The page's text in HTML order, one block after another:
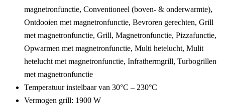
magnetronfunctie, Conventioneel (boven- & onderwarmte),
Ontdooien met magnetronfunctie, Bevroren gerechten, Grill
met magnetronfunctie, Grill, Magnetronfunctie, Pizzafunctie,
Opwarmen met magnetronfunctie, Multi hetelucht, Mulit
hetelucht met magnetronfunctie, Infrathermgrill, Turbogrillen
met magnetronfunctie
Temperatuur instelbaar van 30°C – 230°C
Vermogen grill: 1900 W